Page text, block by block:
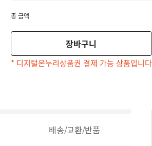
총 금액
장바구니
* 디지털온누리상품권 결제 가능 상품입니
배송/교환/반품